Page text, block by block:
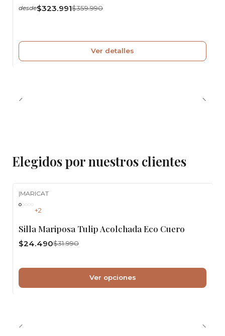
desde$323.991$359.990
Ver detalles
Elegidos por nuestros clientes
|MARICAT
+2
Silla Mariposa Tulip Acolchada Eco Cuero
$24.490$31.990
Ver opciones